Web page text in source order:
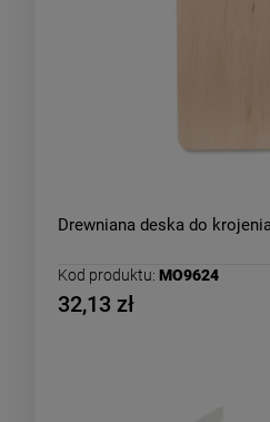
Drewniana deska do
Kod produktu: MO9624
32,13 zł